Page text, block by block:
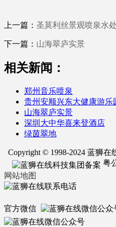
上一篇： 圣莫利丝景观喷泉水
下一篇： 山海翠庐实景
相关新闻：
郑州音乐喷泉
贵州安顺兴东大健康游乐
山海翠庐实景
深圳大中华喜来登酒店
绿茵翠地
Copyright © 1998-2024 蓝狮
粤
网站地图
官方微信